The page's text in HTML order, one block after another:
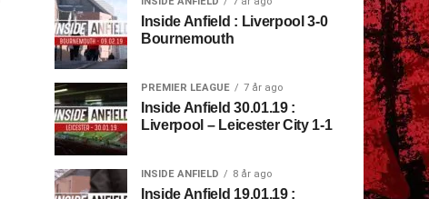
Inside Anfield : Liverpool 3-0
Bournemouth
PREMIER LEAGUE 7 år ago
Inside Anfield 30.01.19 :
Liverpool – Leicester City 1-1
INSIDE ANFIELD 8 år ago
Inside Anfield 19.01.19 :